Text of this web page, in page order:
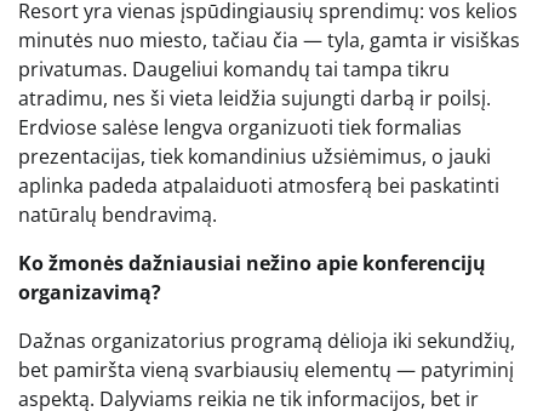
Resort yra vienas įspūdingiausių sprendimų: vos kelios
minutės nuo miesto, tačiau čia — tyla, gamta ir visiškas
privatumas. Daugeliui komandų tai tampa tikru
atradimu, nes ši vieta leidžia sujungti darbą ir poilsį.
Erdviose salėse lengva organizuoti tiek formalias
prezentacijas, tiek komandinius užsiėmimus, o jauki
aplinka padeda atpalaiduoti atmosferą bei paskatinti
natūralų bendravimą.
Ko žmonės dažniausiai nežino apie konferencijų
organizavimą?
Dažnas organizatorius programą dėlioja iki sekundžių,
bet pamiršta vieną svarbiausių elementų — patyriminį
aspektą. Dalyviams reikia ne tik informacijos, bet ir